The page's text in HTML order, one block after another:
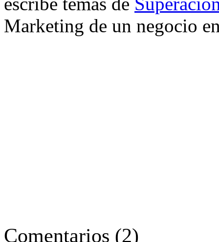
Marketing de un negocio
Comentarios (2)